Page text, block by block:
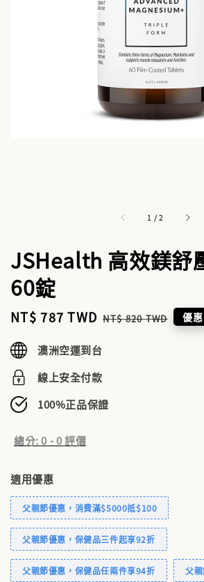
1 /2
JSHealth 高效鎂舒
60錠
Sale
NT$ 787 TWD Regular
NT$ 820 TWD 優惠
澳洲空運到台
線上安全付款
100%正品保證
總分:0 -0評價
適用優惠
父親節優惠，消費滿$5000抵$100
父親節優惠，保健品三件起享92折
父親節優惠，保健品任兩件享94折 父